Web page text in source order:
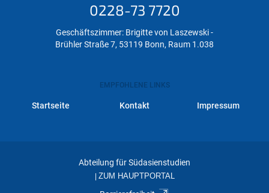
0228-73 7720
Geschäftszimmer: Brigitte von Laszewski -
Brühler Straße 7, 53119 Bonn, Raum 1.038
EMPFOHLENE LINKS
Startseite Kontakt Impressum
Abteilung für Südasienstudien
| ZUM HAUPTPORTAL